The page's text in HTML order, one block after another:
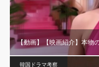
【動画】【映画紹介】本物
韓国ドラマ考察